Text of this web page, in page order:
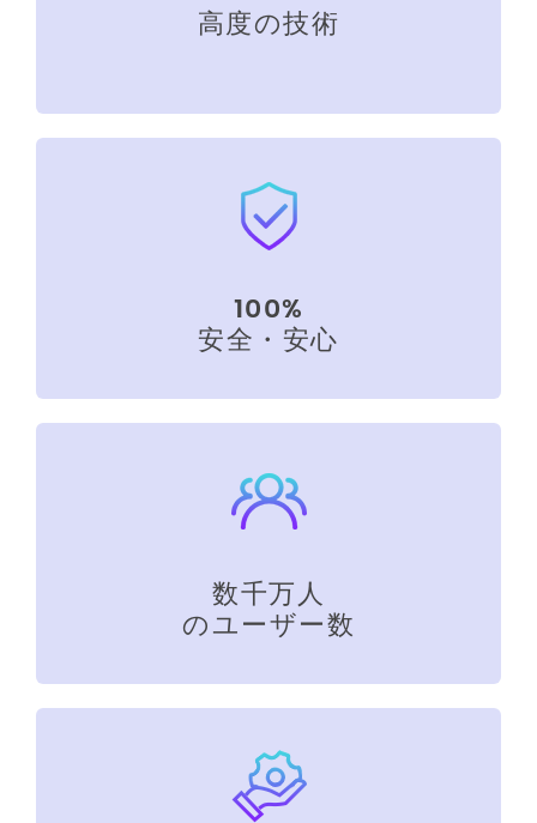
高度の技術
100%
安全・安心
数千万人
のユーザー数